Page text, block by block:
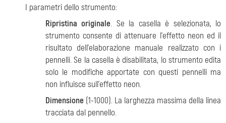
I parametri dello strumento:
Ripristina originale. Se la casella è selezionata, lo
strumento consente di attenuare l'effetto neon ed il
risultato dell'elaborazione manuale realizzato con i
pennelli. Se la casella è disabilitata, lo strumento edita
solo le modifiche apportate con questi pennelli ma
non influisce sull'effetto neon.
Dimensione (1-1000). La larghezza massima della linea
tracciata dal pennello.